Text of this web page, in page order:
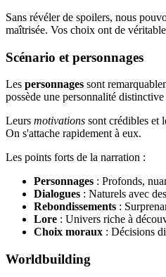
Sans révéler de spoilers, nous
maîtrisée. Vos choix ont de
Scénario et personnages
Les personnages sont
possède une personnalité distinctive
Leurs motivations sont crédibles et
On s'attache rapidement à eux.
Les points forts de la narration :
Personnages : Profonds,
Dialogues : Naturels avec
Rebondissements :
Lore : Univers riche à
Choix moraux : Décisions
Worldbuilding